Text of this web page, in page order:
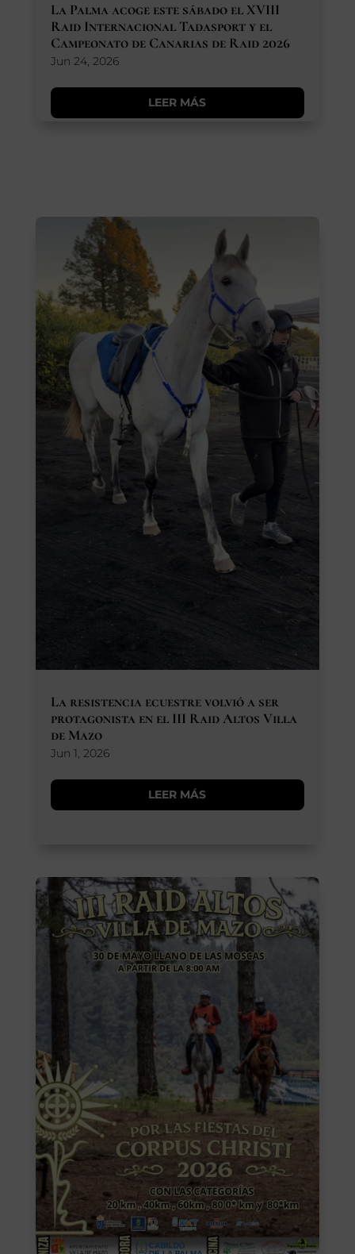
La Palma acoge este sábado el XVIII
Raid Internacional Tadasport y el
Campeonato de Canarias de Raid 2026
Jun 24, 2026
LEER MÁS
La resistencia ecuestre volvió a ser
protagonista en el III Raid Altos Villa
de Mazo
Jun 1, 2026
LEER MÁS